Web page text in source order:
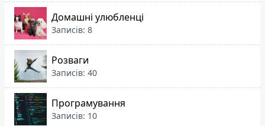
Домашні улюбленці
Записів: 8
Розваги
Записів: 40
Програмування
Записів: 10